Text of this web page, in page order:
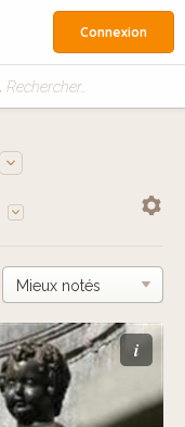
Rechercher…
Connexion
i